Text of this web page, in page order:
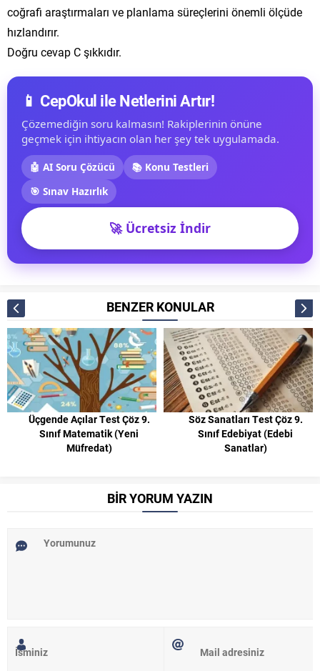
coğrafi araştırmaları ve planlama süreçlerini önemli ölçüde
hızlandırır.
Doğru cevap C şıkkıdır.
📱 CepOkul ile Netlerini Artır!
Çözemediğin soru kalmasın! Rakiplerinin önüne
geçmek için ihtiyacın olan her şey tek uygulamada.
🤖 AI Soru Çözücü
📚 Konu Testleri
🎯 Sınav Hazırlık
🚀 Ücretsiz İndir
BENZER KONULAR
Üçgende Açılar Test Çöz 9.
Sınıf Matematik (Yeni
Müfredat)
Söz Sanatları Test Çöz 9.
Sınıf Edebiyat (Edebi
Sanatlar)
BİR YORUM YAZIN